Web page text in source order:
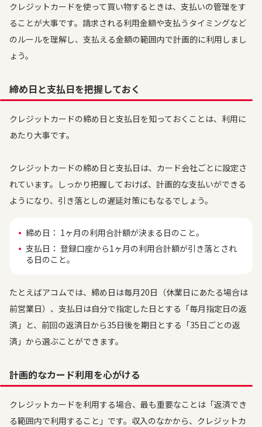
クレジットカードを使って買い物するときは、支払いの管理をす
ることが大事です。請求される利用金額や支払うタイミングなど
のルールを理解し、支払える金額の範囲内で計画的に利用しまし
ょう。
締め日と支払日を把握しておく
クレジットカードの締め日と支払日を知っておくことは、利用に
あたり大事です。
クレジットカードの締め日と支払日は、カード会社ごとに設定さ
れています。しっかり把握しておけば、計画的な支払いができる
ようになり、引き落としの遅延対策にもなるでしょう。
締め日： 1ヶ月の利用合計額が決まる日のこと。
支払日： 登録口座から1ヶ月の利用合計額が引き落とされ
る日のこと。
たとえばアコムでは、締め日は毎月20日（休業日にあたる場合は
前営業日）、支払日は自分で指定した日とする「毎月指定日の返
済」と、前回の返済日から35日後を期日とする「35日ごとの返
済」から選ぶことができます。
計画的なカード利用を心がける
クレジットカードを利用する場合、最も重要なことは「返済でき
る範囲内で利用すること」です。収入のなかから、クレジットカ